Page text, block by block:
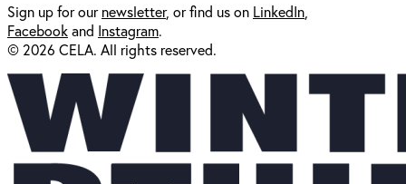
Sign up for ournewsletter, or find us on LinkedIn
Facebookand Instagram.
© 2026 CELA. All rights reserved.